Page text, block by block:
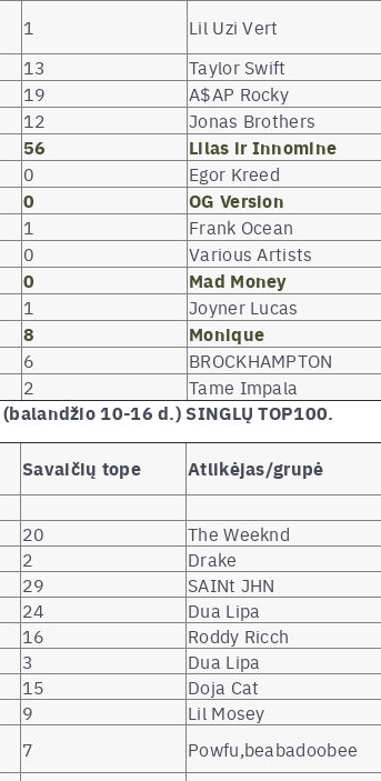
1 Lil Uzi Vert
13 Taylor Swift
19 A$AP Rocky
12 Jonas Brothers
56 Lilas ir Innomine
0 Egor Kreed
0 OG Version
1 Frank Ocean
0 Various Artists
0 Mad Money
1 Joyner Lucas
8 Monique
6 BROCKHAMPTON
2 Tame Impala
10-16 d.) SINGLŲ TOP100.
Savaičių tope Atlikėjas/grupė
20 The Weeknd
2 Drake
29 SAINt JHN
24 Dua Lipa
16 Roddy Ricch
3 Dua Lipa
15 Doja Cat
9 Lil Mosey
7 Powfu,beabadoobee